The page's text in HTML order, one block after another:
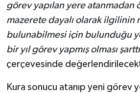
görev yapılan yere atanmadan
mazerete dayalı olarak ilgilinin
bulunabilmesi için bulunduğu
bir yıl görev yapmış olması
çerçevesinde
Kura sonucu atanıp yeni görev